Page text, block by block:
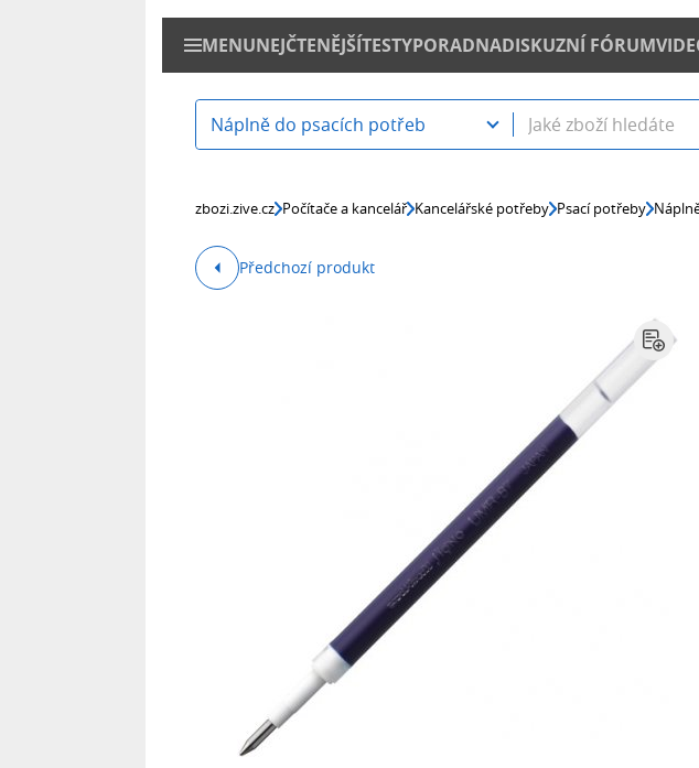
MENUNEJČTENĚJŠÍTESTYPORADNADISKUZNÍ FÓRUM
Náplně do psacích potřeb
zbozi.zive.cz Počítače a kancelář Kancelářské potřeby Psací potřeby
Předchozí produkt